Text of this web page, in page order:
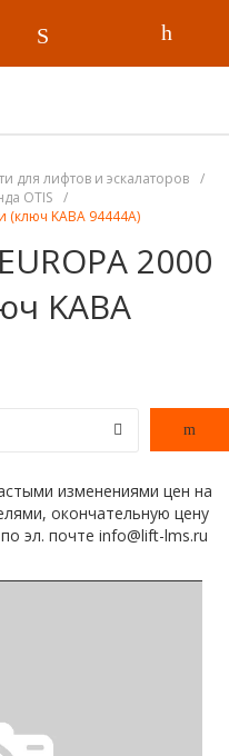
для лифтов и эскалаторов /
OTIS /
(ключ KABA 94444A)
2000
KABA
изменениями цен на
окончательную цену
эл. почте info@lift-lms.ru